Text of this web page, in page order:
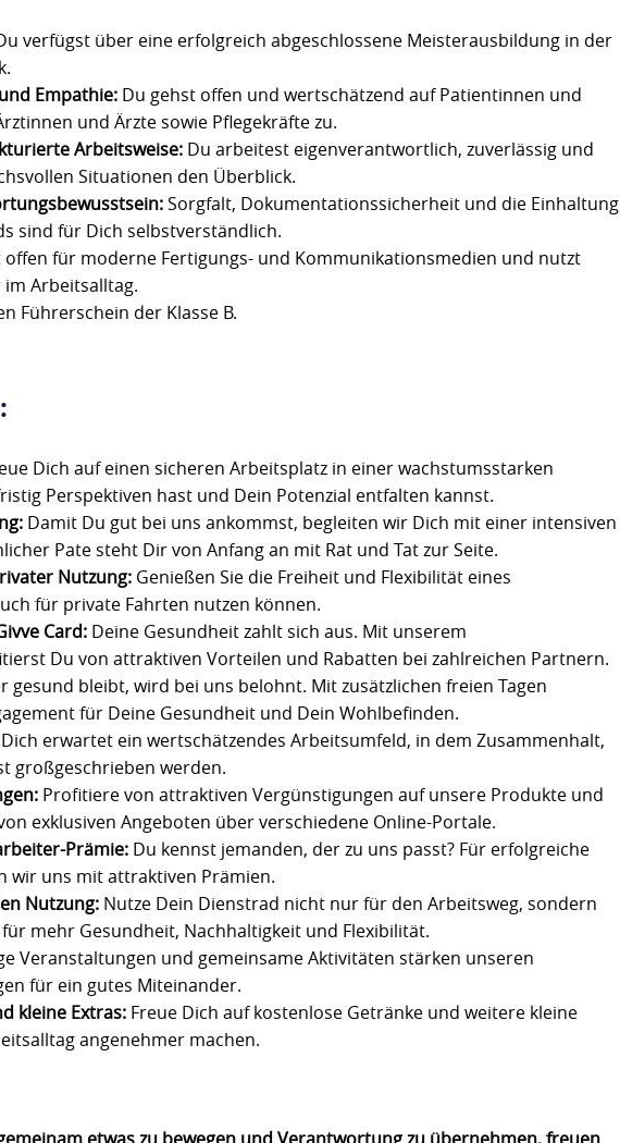
verfügst über eine erfolgreich abgeschlossene Meisterausbildung in der
Empathie: Du gehst offen und wertschätzend auf Patientinnen und
und Ärzte sowie Pflegekräfte zu.
Arbeitsweise: Du arbeitest eigenverantwortlich, zuverlässig und
Situationen den Überblick.
Sorgfalt, Dokumentationssicherheit und die Einhaltung
sind für Dich selbstverständlich.
offen für moderne Fertigungs- und Kommunikationsmedien und nutzt
Arbeitsalltag.
Führerschein der Klasse B.
Dich auf einen sicheren Arbeitsplatz in einer wachstumsstarken
Perspektiven hast und Dein Potenzial entfalten kannst.
Damit Du gut bei uns ankommst, begleiten wir Dich mit einer intensiven
Pate steht Dir von Anfang an mit Rat und Tat zur Seite.
Nutzung: Genießen Sie die Freiheit und Flexibilität eines
für private Fahrten nutzen können.
Card: Deine Gesundheit zahlt sich aus. Mit unserem
Du von attraktiven Vorteilen und Rabatten bei zahlreichen Partnern.
gesund bleibt, wird bei uns belohnt. Mit zusätzlichen freien Tagen
für Deine Gesundheit und Dein Wohlbefinden.
Dich erwartet ein wertschätzendes Arbeitsumfeld, in dem Zusammenhalt,
großgeschrieben werden.
Profitiere von attraktiven Vergünstigungen auf unsere Produkte und
exklusiven Angeboten über verschiedene Online-Portale.
Prämie: Du kennst jemanden, der zu uns passt? Für erfolgreiche
wir uns mit attraktiven Prämien.
Nutzung: Nutze Dein Dienstrad nicht nur für den Arbeitsweg, sondern
mehr Gesundheit, Nachhaltigkeit und Flexibilität.
Veranstaltungen und gemeinsame Aktivitäten stärken unseren
für ein gutes Miteinander.
kleine Extras: Freue Dich auf kostenlose Getränke und weitere kleine
angenehmer machen.
etwas zu bewegen und Verantwortung zu übernehmen, freuen